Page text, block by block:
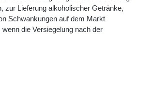
zur Lieferung alkoholischer Getränke,
Schwankungen auf dem Markt
die Versiegelung nach der